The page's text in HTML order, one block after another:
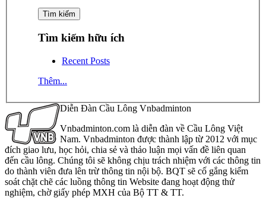
Tìm kiếm hữu ích
Recent Posts
Thêm...
Diễn Đàn Cầu Lông Vnbadminton
Vnbadminton.com là diễn đàn về Cầu Lông Việt
Nam. Vnbadminton được thành lập từ 2012 với mục
đích giao lưu, học hỏi, chia sẻ và thảo luận mọi vấn đề liên quan
đến cầu lông. Chúng tôi sẽ không chịu trách nhiệm với các thông tin
do thành viên đưa lên trừ thông tin nội bộ. BQT sẽ cố gắng kiểm
soát chặt chẽ các luồng thông tin Website đang hoạt động thử
nghiệm, chờ giấy phép MXH của Bộ TT & TT.